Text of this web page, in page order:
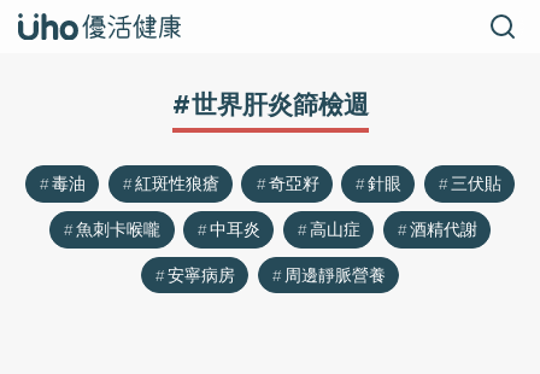
#世界肝炎篩檢週
毒油 紅斑性狼瘡 奇亞籽 針眼
三伏貼
魚刺卡喉嚨
中耳炎 高山症
酒精代謝
安寧病房
周邊靜脈營養